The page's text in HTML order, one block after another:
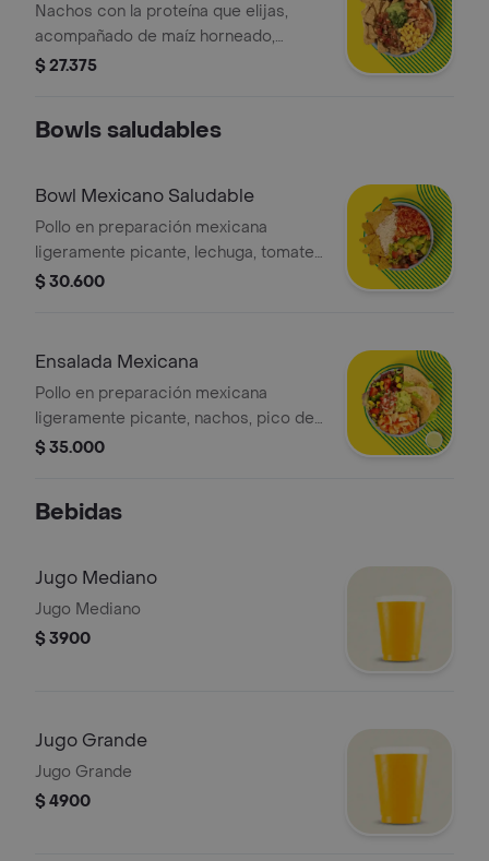
Nachos con la proteína que elijas,
acompañado de maíz horneado,
guacamole y pico de gallo. *La bebida
$ 27.375
Bowls saludables
Bowl Mexicano Saludable
Pollo en preparación mexicana
ligeramente picante, lechuga, tomate,
maiz, aguacate, nachos, arroz integral
$ 30.600
Ensalada Mexicana
Pollo en preparación mexicana
ligeramente picante, nachos, pico de
gallo, guacamole, mozzarella, maíz,
$ 35.000
Bebidas
Jugo Mediano
Jugo Mediano
$ 3900
Jugo Grande
Jugo Grande
$ 4900